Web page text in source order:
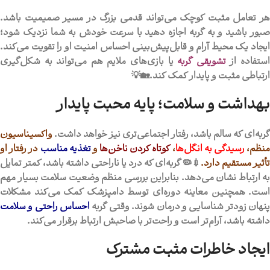
هر تعامل مثبت کوچک می‌تواند قدمی بزرگ در مسیر صمیمیت باشد.
صبور باشید و به گربه اجازه دهید با سرعت خودش به شما نزدیک شود؛
ایجاد یک محیط آرام و قابل‌پیش‌بینی احساس امنیت او را تقویت می‌کند.
استفاده ازتشویقی‌ گربه یا بازی‌های ملایم هم می‌تواند به شکل‌گیری
ارتباطی مثبت و پایدار کمک کند.🏡💡
بهداشت و سلامت؛ پایه محبت پایدار
گربه‌ای که سالم باشد، رفتار اجتماعی‌تری نیز خواهد داشت.واکسیناسیون
منظم،رسیدگی به انگل‌ها،کوتاه کردن ناخن‌هاوتغذیه مناسبدر رفتار او
تأثیر مستقیم دارد.💉🦠 گربه‌ای که درد یا ناراحتی داشته باشد، کمتر تمایل
به ارتباط نشان می‌دهد. بنابراین بررسی منظم وضعیت سلامت بسیار مهم
است. همچنین معاینه دوره‌ای توسط دامپزشک کمک می‌کند مشکلات
پنهان زودتر شناسایی و درمان شوند. وقتی گربهاحساس راحتی و سلامت
داشته باشد، آرام‌تر است و راحت‌تر با صاحبش ارتباط برقرار می‌کند.
ایجاد خاطرات مثبت مشترک